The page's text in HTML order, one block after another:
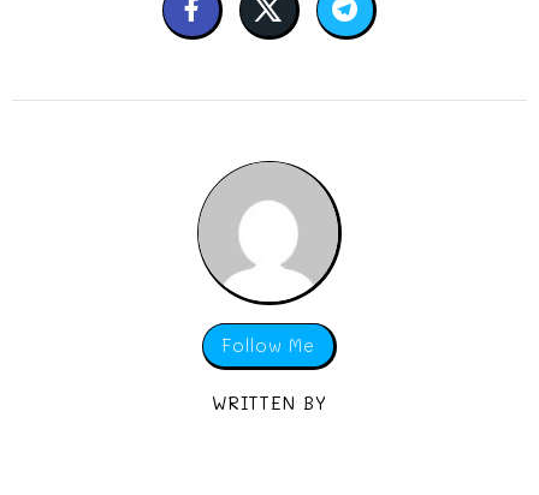
Follow Me
WRITTEN BY